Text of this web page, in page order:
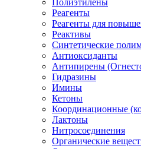
Полиэтилены
Реагенты
Реагенты для
Реактивы
Синтетические
Антиоксиданты
Антипирены
Гидразины
Имины
Кетоны
Координационные
Лактоны
Нитросоединения
Органические